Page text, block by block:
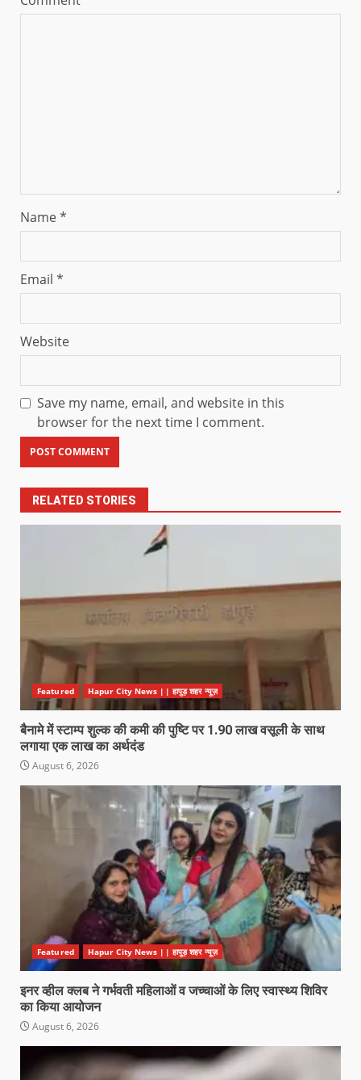
Name*
Email *
Website
Save my name, email, and website in this
browser for the next time I comment.
RELATED STORIES
Featured Hapur City News || हापुड़ शहर न्यूज़
बैनामे में स्टाम्प शुल्क की कमी की पुष्टि पर 1.90 लाख वसूली के साथ
लगाया एक लाख का अर्थदंड
August 6, 2026
Featured Hapur City News || हापुड़ शहर न्यूज़
इनर व्हील क्लब ने गर्भवती महिलाओं व जच्चाओं के लिए स्वास्थ्य शिविर
का किया आयोजन
August 6, 2026